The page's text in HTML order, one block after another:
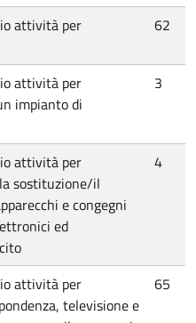
attività per
62
attività per
impianto di
3
attività per
sostituzione/il
e congegni
ed
4
attività per
televisione e
65